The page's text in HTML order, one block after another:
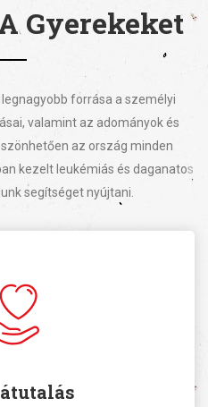
Gyerekeket
forrása a személyi
valamint az adományok és
az ország minden
kezelt leukémiás és daganatos
segítséget nyújtani.